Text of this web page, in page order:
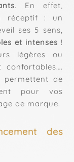
. En effet,
réceptif : un
ses 5 sens,
et intenses !
légères ou
permettent de
pour vos
de marque.
des